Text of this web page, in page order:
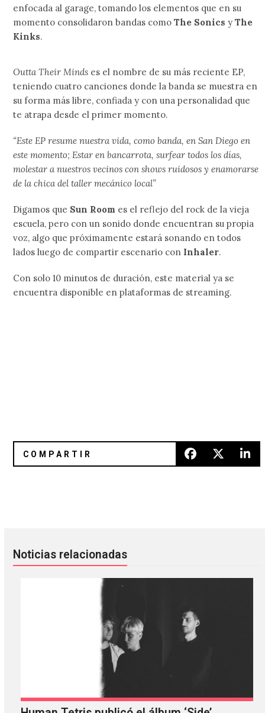
enfocada al garage, tomando los elementos que en su
momento consolidaron bandas comoThe SonicsyThe
Kinks.
Outta Their Minds es el nombre de su más reciente EP,
teniendo cuatro canciones donde la banda se muestra en
su forma más libre, confiada y con una personalidad que
te atrapa desde el primer momento.
“Este EP resume nuestra vida, como banda, en San Diego en
este momento; Estar en bancarrota, surfear todos los días,
molestar a nuestros vecinos con shows ruidosos y enamorarse
de la chica del taller mecánico local”
Digamos que Sun Room es el reflejo del rock de la vieja
escuela, pero con un sonido donde encuentran su propia
voz, algo que próximamente estará sonando en todos
lados luego de compartir escenario con Inhaler.
Con solo 10 minutos de duración, este material ya se
encuentra disponible en plataformas de streaming.
Noticias relacionadas